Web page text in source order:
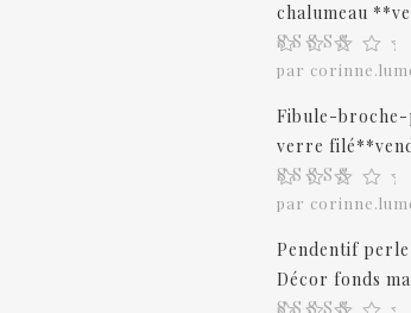
chalumeau
Note5sur 5
par
Fibule-broche-
verre
Note5sur 5
par
Pendentif
Décor fonds